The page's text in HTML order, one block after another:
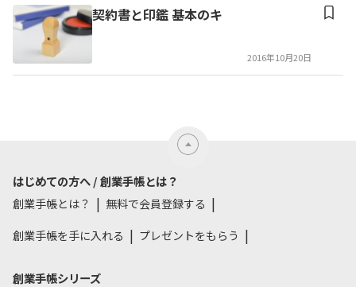
契約書と印鑑 基本のキ
2016年10月20日
はじめての方へ / 創業手帳とは？
創業手帳とは？
無料で会員登録する
創業手帳を手に入れる
プレゼントをもらう
創業手帳シリーズ